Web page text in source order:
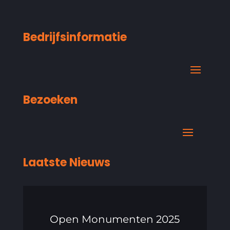
Bedrijfsinformatie
Bezoeken
Laatste Nieuws
Open Monumenten 2025